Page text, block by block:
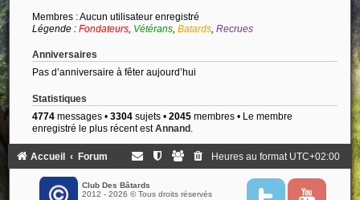
Membres : Aucun utilisateur enregistré
Légende : Fondateurs, Vétérans, Batards, Recrues
Anniversaires
Pas d’anniversaire à fêter aujourd’hui
Statistiques
4774messages • 3304sujets • 2045membres • Le membre
enregistré le plus récent estAnnand.
Accueil Forum Heures au format UTC+02:00
Club Des Bâtards
2012 - 2026 © Tous droits réservés